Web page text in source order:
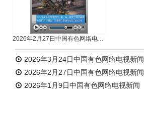
2026年2月27日中国有色网络电视新闻
2026年3月24日中国有色网络电视新闻
2026年2月27日中国有色网络电视新闻
2026年1月9日中国有色网络电视新闻